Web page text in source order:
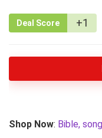
Deal Score +1
Shop Now: Bible,